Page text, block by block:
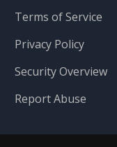
Terms of Service
Privacy Policy
Security Overview
Report Abuse